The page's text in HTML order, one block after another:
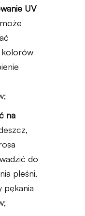
UV
kolorów
na
do
pleśni,
pękania